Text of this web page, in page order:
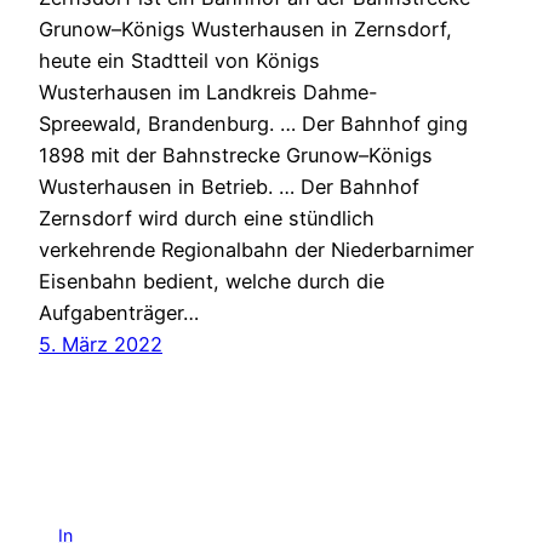
Grunow–Königs Wusterhausen in Zernsdorf,
heute ein Stadtteil von Königs
Wusterhausen im Landkreis Dahme-
Spreewald, Brandenburg. … Der Bahnhof ging
1898 mit der Bahnstrecke Grunow–Königs
Wusterhausen in Betrieb. … Der Bahnhof
Zernsdorf wird durch eine stündlich
verkehrende Regionalbahn der Niederbarnimer
Eisenbahn bedient, welche durch die
Aufgabenträger…
5. März 2022
In